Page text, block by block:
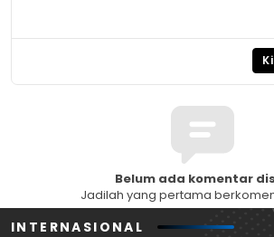
Belum ada komentar
Jadilah yang pertama
INTERNASIONAL